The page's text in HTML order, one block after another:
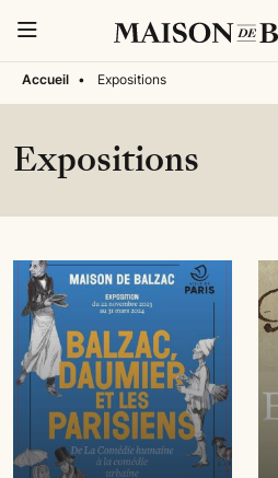
Accueil • Expositions
Expositions